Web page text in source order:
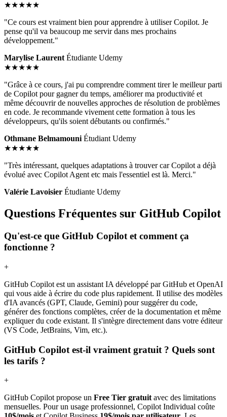
★★★★★
"Ce cours est vraiment bien pour apprendre à utiliser Copilot. Je
pense qu'il va beaucoup me servir dans mes prochains
développement."
Marylise Laurent Étudiante Udemy
★★★★★
"Grâce à ce cours, j'ai pu comprendre comment tirer le meilleur parti
de Copilot pour gagner du temps, améliorer ma productivité et
même découvrir de nouvelles approches de résolution de problèmes
en code. Je recommande vivement cette formation à tous les
développeurs, qu'ils soient débutants ou confirmés."
Othmane Belmamouni Étudiant Udemy
★★★★★
"Très intéressant, quelques adaptations à trouver car Copilot a déjà
évolué avec Copilot Agent etc mais l'essentiel est là. Merci."
Valérie Lavoisier Étudiante Udemy
Questions Fréquentes sur GitHub Copilot
Qu'est-ce que GitHub Copilot et comment ça
fonctionne ?
+
GitHub Copilot est un assistant IA développé par GitHub et OpenAI
qui vous aide à écrire du code plus rapidement. Il utilise des modèles
d'IA avancés (GPT, Claude, Gemini) pour suggérer du code,
générer des fonctions complètes, créer de la documentation et même
expliquer du code existant. Il s'intègre directement dans votre éditeur
(VS Code, JetBrains, Vim, etc.).
GitHub Copilot est-il vraiment gratuit ? Quels sont
les tarifs ?
+
GitHub Copilot propose un Free Tier gratuit avec des limitations
mensuelles. Pour un usage professionnel, Copilot Individual coûte